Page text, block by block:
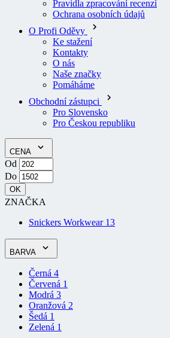
O Profi Oděvy
Ke stažení
Kontakty
O nás
Naše značky
Pomáháme
Obchodní zástupci
Pro Slovensko
Pro Českou republiku
Od
Do
OK
ZNAČKA
Snickers Workwear
Černá
Modrá 3
Oranžová
Šedá 1
Zelená 1